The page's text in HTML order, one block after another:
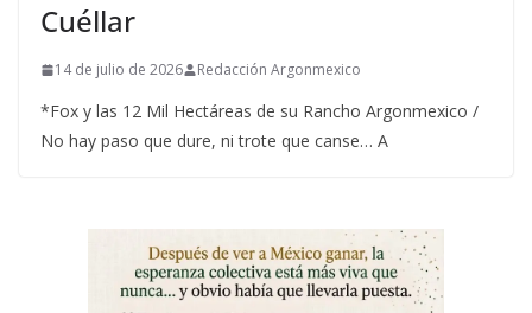
Cuéllar
14 de julio de 2026 Redacción Argonmexico
*Fox y las 12 Mil Hectáreas de su Rancho Argonmexico /
No hay paso que dure, ni trote que canse… A